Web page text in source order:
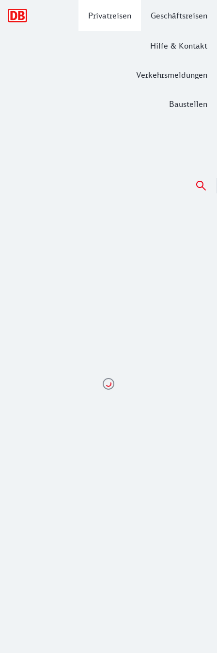
Privatreisen Geschäftsreisen
Hilfe & Kontakt
Verkehrsmeldungen
Baustellen